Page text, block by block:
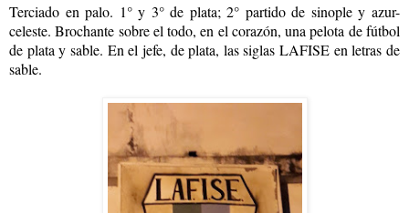
Terciado en palo. 1° y 3° de plata; 2° partido de sinople y azur-
celeste. Brochante sobre el todo, en el corazón, una pelota de fútbol
de plata y sable. En el jefe, de plata, las siglas LAFISE en letras de
sable.